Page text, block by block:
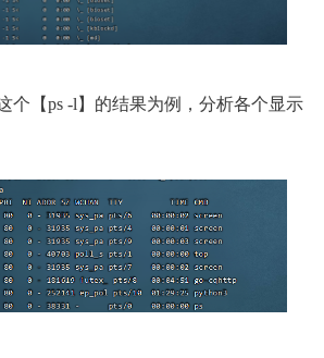
个【ps -l】的结果为例，分析各个显示